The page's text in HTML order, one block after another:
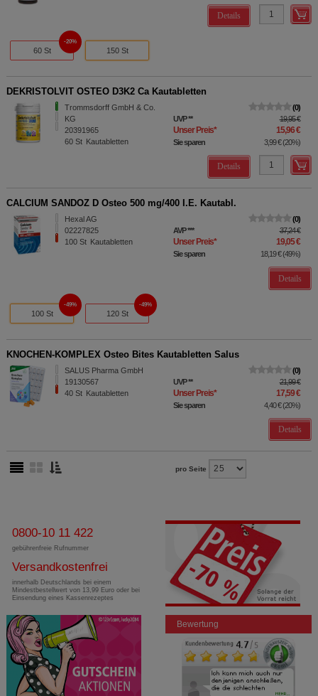
Details
60 St
20%
150 St
DEKRISTOLVIT OSTEO D3K2 Ca Kautabletten
Trommsdorff GmbH & Co.
KG
20391965
60 St Kautabletten
0
UVP** 19,95 €
Unser Preis* 15,96 €
Sie sparen 3,99 €(20%)
Details
CALCIUM SANDOZ D Osteo 500 mg/400 I.E. Kautabl.
Hexal AG
02227825
100 St Kautabletten
0
AVP*** 37,24 €
Unser Preis* 19,05 €
Sie sparen 18,19 €(49%)
Details
100 St
49%
120 St
49%
KNOCHEN-KOMPLEX Osteo Bites Kautabletten Salus
SALUS Pharma GmbH
19130567
40 St Kautabletten
0
UVP** 21,99 €
Unser Preis* 17,59 €
Sie sparen 4,40 €(20%)
Details
pro Seite
0800-10 11 422
gebührenfreie Rufnummer
Versandkostenfrei
innerhalb Deutschlands bei einem
Mindestbestellwert von 13,99 Euro oder bei
Einsendung eines Kassenrezeptes
Bewertung